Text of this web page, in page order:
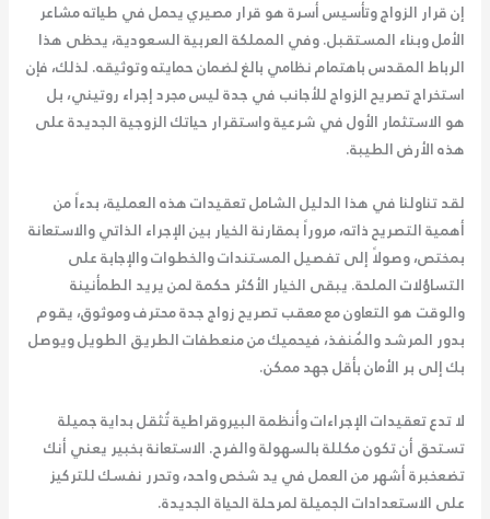
إن قرار الزواج وتأسيس أسرة هو قرار مصيري يحمل في طياته مشاعر
الأمل وبناء المستقبل. وفي المملكة العربية السعودية، يحظى هذا
الرباط المقدس باهتمام نظامي بالغ لضمان حمايته وتوثيقه. لذلك، فإن
استخراج تصريح الزواج للأجانب في جدة ليس مجرد إجراء روتيني، بل
هو الاستثمار الأول في شرعية واستقرار حياتك الزوجية الجديدة على
هذه الأرض الطيبة.
لقد تناولنا في هذا الدليل الشامل تعقيدات هذه العملية، بدءاً من
أهمية التصريح ذاته، مروراً بمقارنة الخيار بين الإجراء الذاتي والاستعانة
بمختص، وصولاً إلى تفصيل المستندات والخطوات والإجابة على
التساؤلات الملحة. يبقى الخيار الأكثر حكمة لمن يريد الطمأنينة
والوقت هو التعاون معمعقب تصريح زواج جدةمحترف وموثوق، يقوم
بدور المرشد والمُنفذ، فيحميك من منعطفات الطريق الطويل ويوصل
بك إلى بر الأمان بأقل جهد ممكن.
لا تدع تعقيدات الإجراءات وأنظمة البيروقراطية تُثقل بداية جميلة
تستحق أن تكون مكللة بالسهولة والفرح. الاستعانة بخبير يعني أنك
تضعخبرة أشهر من العمل في يد شخص واحد، وتحرر نفسك للتركيز
على الاستعدادات الجميلة لمرحلة الحياة الجديدة.